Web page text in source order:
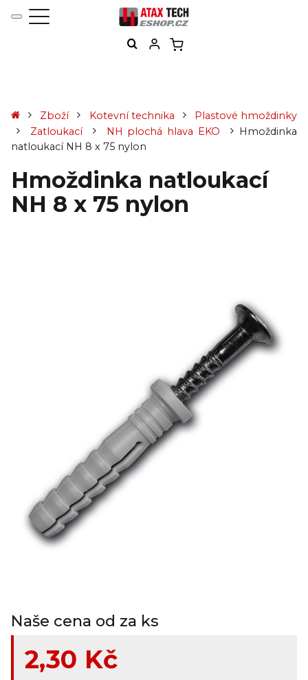
Zboží Kotevní technika
Plastové hmoždinky
Zatloukací
NH plochá hlava EKO
Hmoždinka
natloukací NH 8 x 75 nylon
Hmoždinka natloukací
NH 8 x 75 nylon
Naše cena od za ks
2,30 Kč